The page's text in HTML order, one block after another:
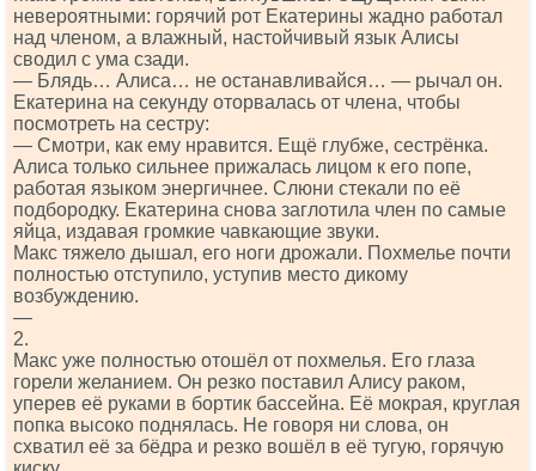
невероятными: горячий рот Екатерины жадно работал
над членом, а влажный, настойчивый язык Алисы
сводил с ума сзади.
— Блядь… Алиса… не останавливайся… — рычал он.
Екатерина на секунду оторвалась от члена, чтобы
посмотреть на сестру:
— Смотри, как ему нравится. Ещё глубже, сестрёнка.
Алиса только сильнее прижалась лицом к его попе,
работая языком энергичнее. Слюни стекали по её
подбородку. Екатерина снова заглотила член по самые
яйца, издавая громкие чавкающие звуки.
Макс тяжело дышал, его ноги дрожали. Похмелье почти
полностью отступило, уступив место дикому
возбуждению.
—
2.
Макс уже полностью отошёл от похмелья. Его глаза
горели желанием. Он резко поставил Алису раком,
уперев её руками в бортик бассейна. Её мокрая, круглая
попка высоко поднялась. Не говоря ни слова, он
схватил её за бёдра и резко вошёл в её тугую, горячую